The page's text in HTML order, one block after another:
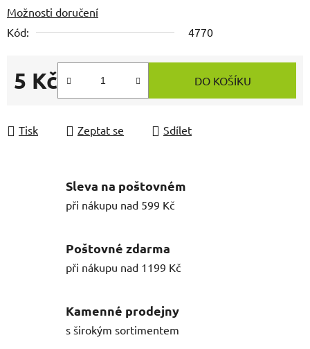
Možnosti doručení
Kód:
4770
5 Kč
Měrná cena:
DO KOŠÍKU
Tisk Zeptat se Sdílet
Sleva na poštovném
při nákupu nad 599 Kč
Poštovné zdarma
při nákupu nad 1199 Kč
Kamenné prodejny
s širokým sortimentem